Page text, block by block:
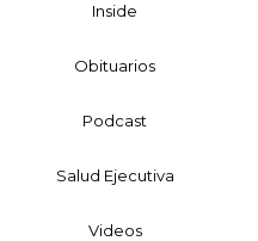
Inside
Obituarios
Podcast
Salud Ejecutiva
Videos